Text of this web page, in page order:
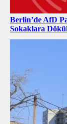
Berlin’de AfD
Sokaklara